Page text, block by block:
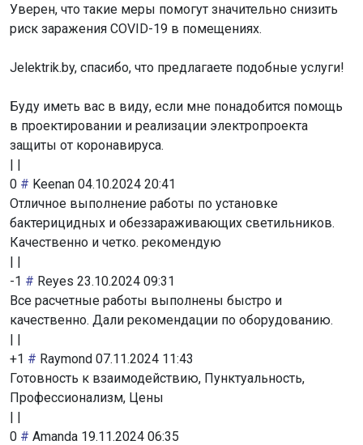
Уверен, что такие меры помогут значительно снизить
риск заражения COVID-19 в помещениях.
Jelektrik.by, спасибо, что предлагаете подобные услуги!
Буду иметь вас в виду, если мне понадобится помощь
в проектировании и реализации электропроекта
защиты от коронавируса.
| |
0 # Keenan 04.10.2024 20:41
Отличное выполнение работы по установке
бактерицидных и обеззараживающих светильников.
Качественно и четко. рекомендую
| |
-1 # Reyes 23.10.2024 09:31
Все расчетные работы выполнены быстро и
качественно. Дали рекомендации по оборудованию.
| |
+1 # Raymond 07.11.2024 11:43
Готовность к взаимодействию, Пунктуальность,
Профессионализм, Цены
| |
0 # Amanda 19.11.2024 06:35